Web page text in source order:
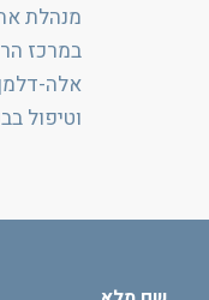
מנהלת
במרכז
אלה-דלמן
וטיפול